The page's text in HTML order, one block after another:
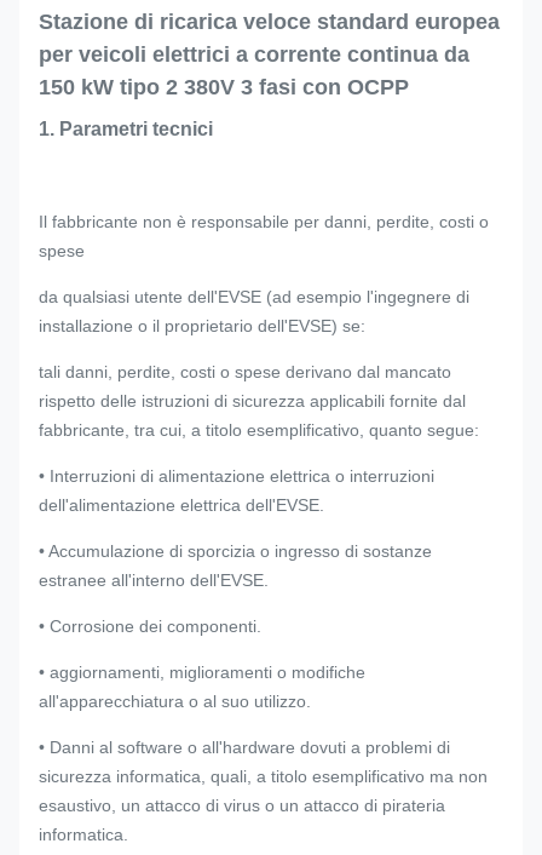
Stazione di ricarica veloce standard europea
per veicoli elettrici a corrente continua da
150 kW tipo 2 380V 3 fasi con OCPP
1. Parametri tecnici
Il fabbricante non è responsabile per danni, perdite, costi o
spese
da qualsiasi utente dell'EVSE (ad esempio l'ingegnere di
installazione o il proprietario dell'EVSE) se:
tali danni, perdite, costi o spese derivano dal mancato
rispetto delle istruzioni di sicurezza applicabili fornite dal
fabbricante, tra cui, a titolo esemplificativo, quanto segue:
• Interruzioni di alimentazione elettrica o interruzioni
dell'alimentazione elettrica dell'EVSE.
• Accumulazione di sporcizia o ingresso di sostanze
estranee all'interno dell'EVSE.
• Corrosione dei componenti.
• aggiornamenti, miglioramenti o modifiche
all'apparecchiatura o al suo utilizzo.
• Danni al software o all'hardware dovuti a problemi di
sicurezza informatica, quali, a titolo esemplificativo ma non
esaustivo, un attacco di virus o un attacco di pirateria
informatica.